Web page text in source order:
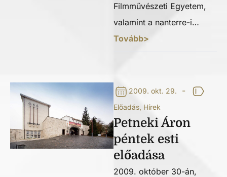
Filmművészeti Egyetem,
valamint a nanterre-i…
Tovább>
2009. okt. 29. -
Előadás, Hírek
Petneki Áron
péntek esti
előadása
2009. október 30-án,